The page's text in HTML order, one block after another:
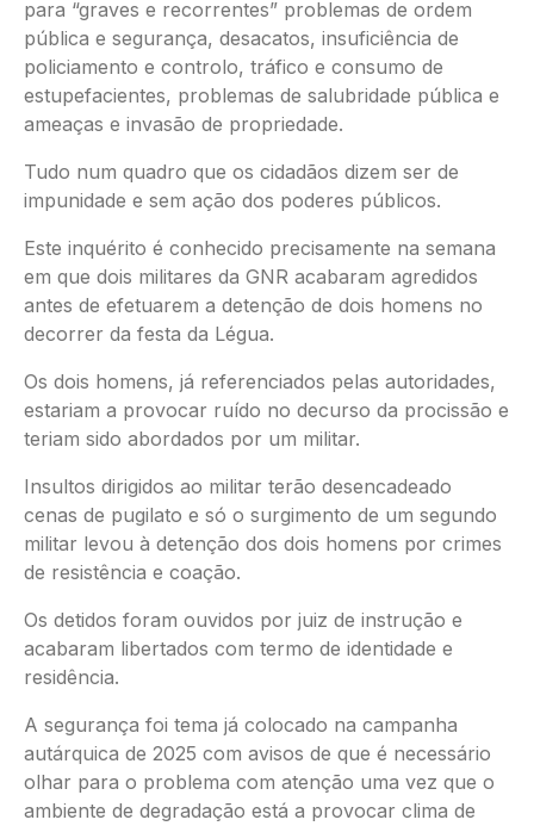
para “graves e recorrentes” problemas de ordem
pública e segurança, desacatos, insuficiência de
policiamento e controlo, tráfico e consumo de
estupefacientes, problemas de salubridade pública e
ameaças e invasão de propriedade.
Tudo num quadro que os cidadãos dizem ser de
impunidade e sem ação dos poderes públicos.
Este inquérito é conhecido precisamente na semana
em que dois militares da GNR acabaram agredidos
antes de efetuarem a detenção de dois homens no
decorrer da festa da Légua.
Os dois homens, já referenciados pelas autoridades,
estariam a provocar ruído no decurso da procissão e
teriam sido abordados por um militar.
Insultos dirigidos ao militar terão desencadeado
cenas de pugilato e só o surgimento de um segundo
militar levou à detenção dos dois homens por crimes
de resistência e coação.
Os detidos foram ouvidos por juiz de instrução e
acabaram libertados com termo de identidade e
residência.
A segurança foi tema já colocado na campanha
autárquica de 2025 com avisos de que é necessário
olhar para o problema com atenção uma vez que o
ambiente de degradação está a provocar clima de